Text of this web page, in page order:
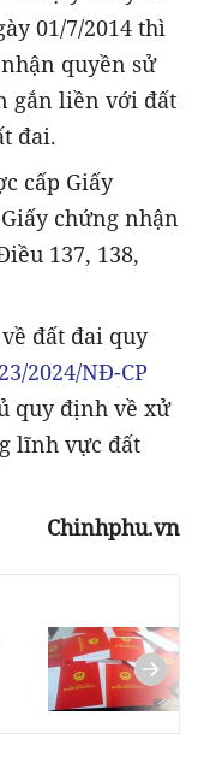
01/7/2014 thì
quyền sử
gắn liền với đất
đai.
cấp Giấy
chứng nhận
137, 138,
đất đai quy
2024/NĐ-CP
quy định về xử
lĩnh vực đất
Chinhphu.vn